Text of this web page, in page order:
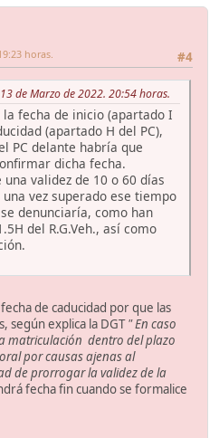
#4
horas.
de Marzo de 2022. 20:54 horas.
la fecha de inicio (apartado I
(apartado H del PC),
PC delante habría que
dicha fecha.
validez de 10 o 60 días
vez superado ese tiempo
denunciaría, como han
del R.G.Veh., así como
de caducidad por que las
según explica la DGT" En caso
matriculación dentro del plazo
por causas ajenas al
de prorrogar la validez de la
fecha fin cuando se formalice